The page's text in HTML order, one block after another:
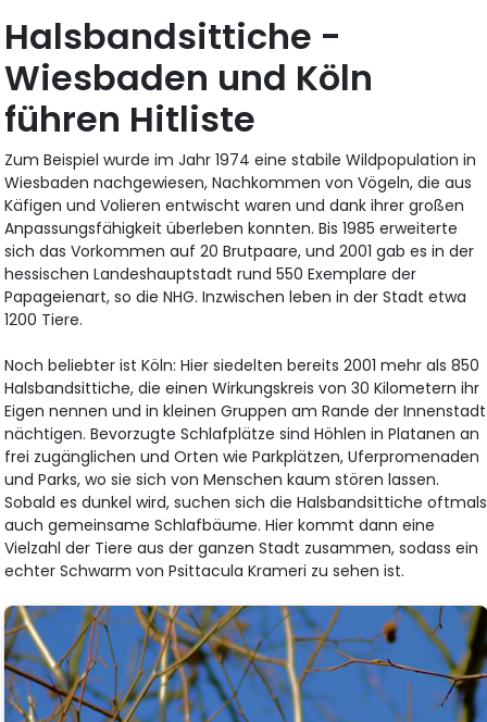
Halsbandsittiche -
Wiesbaden und Köln
führen Hitliste
Zum Beispiel wurde im Jahr 1974 eine stabile Wildpopulation in
Wiesbaden nachgewiesen, Nachkommen von Vögeln, die aus
Käfigen und Volieren entwischt waren und dank ihrer großen
Anpassungsfähigkeit überleben konnten. Bis 1985 erweiterte
sich das Vorkommen auf 20 Brutpaare, und 2001 gab es in der
hessischen Landeshauptstadt rund 550 Exemplare der
Papageienart, so die NHG. Inzwischen leben in der Stadt etwa
1200 Tiere.
Noch beliebter ist Köln: Hier siedelten bereits 2001 mehr als 850
Halsbandsittiche, die einen Wirkungskreis von 30 Kilometern ihr
Eigen nennen und in kleinen Gruppen am Rande der Innenstadt
nächtigen. Bevorzugte Schlafplätze sind Höhlen in Platanen an
frei zugänglichen und Orten wie Parkplätzen, Uferpromenaden
und Parks, wo sie sich von Menschen kaum stören lassen.
Sobald es dunkel wird, suchen sich die Halsbandsittiche oftmals
auch gemeinsame Schlafbäume. Hier kommt dann eine
Vielzahl der Tiere aus der ganzen Stadt zusammen, sodass ein
echter Schwarm von Psittacula Krameri zu sehen ist.